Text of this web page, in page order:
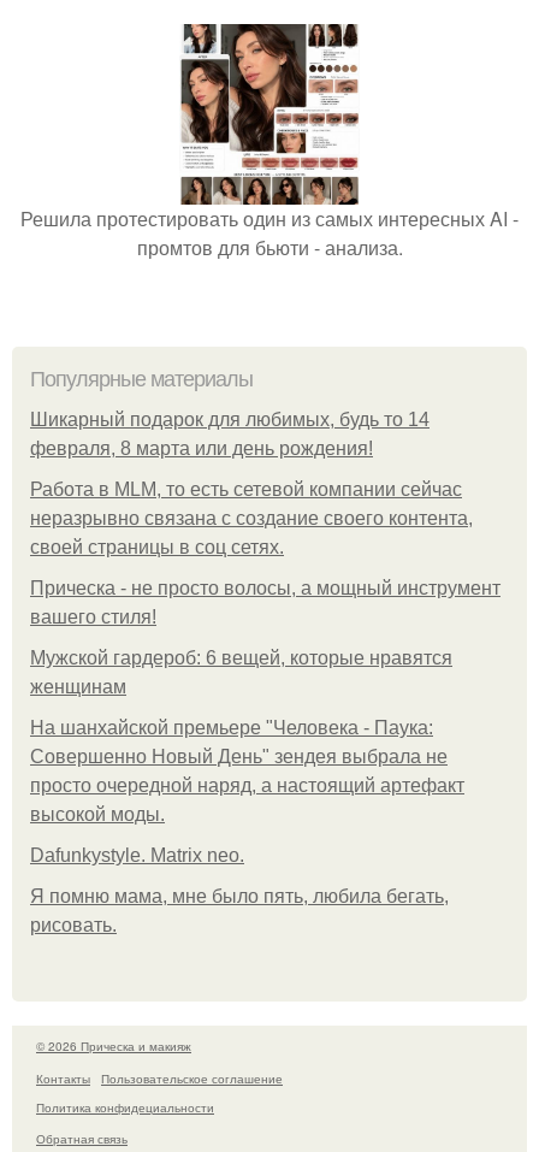
Решила протестировать один из самых интересных AI -
промтов для бьюти - анализа.
Популярные материалы
Шикарный подарок для любимых, будь то 14
февраля, 8 марта или день рождения!
Работа в MLM, то есть сетевой компании сейчас
неразрывно связана с создание своего контента,
своей страницы в соц сетях.
Прическа - не просто волосы, а мощный инструмент
вашего стиля!
Мужской гардероб: 6 вещей, которые нравятся
женщинам
На шанхайской премьере "Человека - Паука:
Совершенно Новый День" зендея выбрала не
просто очередной наряд, а настоящий артефакт
высокой моды.
Dafunkystyle. Matrix neo.
Я помню мама, мне было пять, любила бегать,
рисовать.
© 2026 Прическа и макияж
Контакты
Пользовательское соглашение
Политика конфидециальности
Обратная связь